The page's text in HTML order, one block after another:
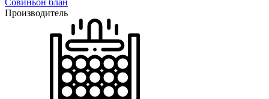
Производитель